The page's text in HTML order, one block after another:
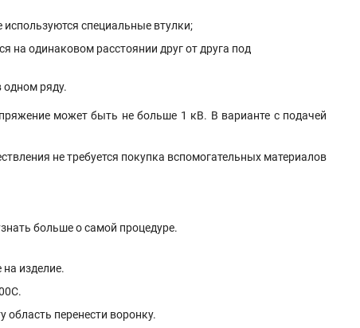
специальные втулки;
на одинаковом расстоянии друг от друга под
ряду.
может быть не больше 1 кВ. В варианте с подачей
не требуется покупка вспомогательных материалов
больше о самой процедуре.
изделие.
область перенести воронку.